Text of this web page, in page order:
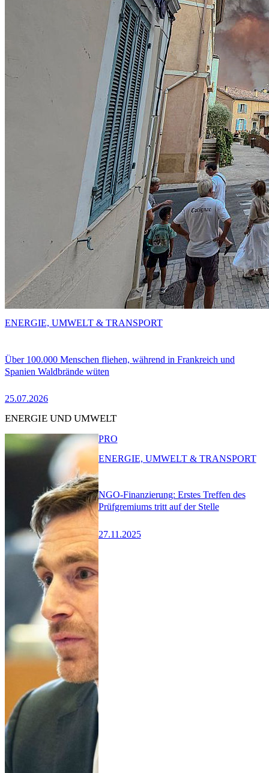
Über 100.000 Menschen fliehen, während in Frankreich und
Spanien Waldbrände wüten
25.07.2026
ENERGIE, UMWELT & TRANSPORT
ENERGIE UND UMWELT
NGO-Finanzierung: Erstes Treffen des
Prüfgremiums tritt auf der Stelle
27.11.2025
PRO
ENERGIE, UMWELT & TRANSPORT